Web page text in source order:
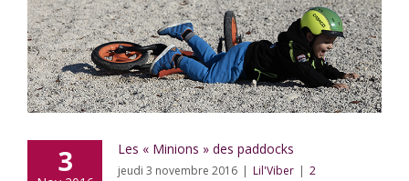
3 Les « Minions » des paddocks
jeudi 3 novembre 2016 | Lil'Viber | 2